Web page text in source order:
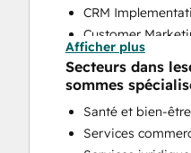
CRM
Customer
Customer Survey
Email Marketing
Full Inbound
Paid Advertising
Programmable
Afficher plus
Secteurs dans
sommes
Santé et bien-être
Services